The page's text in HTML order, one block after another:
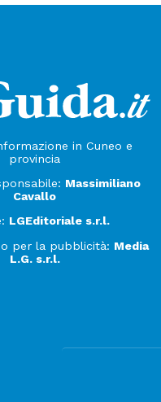
in Cuneo e
provincia
Massimiliano
Cavallo
LGEditoriale s.r.l.
per la pubblicità: Media
L.G. s.r.l.